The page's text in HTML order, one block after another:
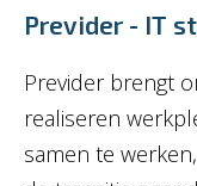
Previder - IT
Previder brengt
realiseren
samen te